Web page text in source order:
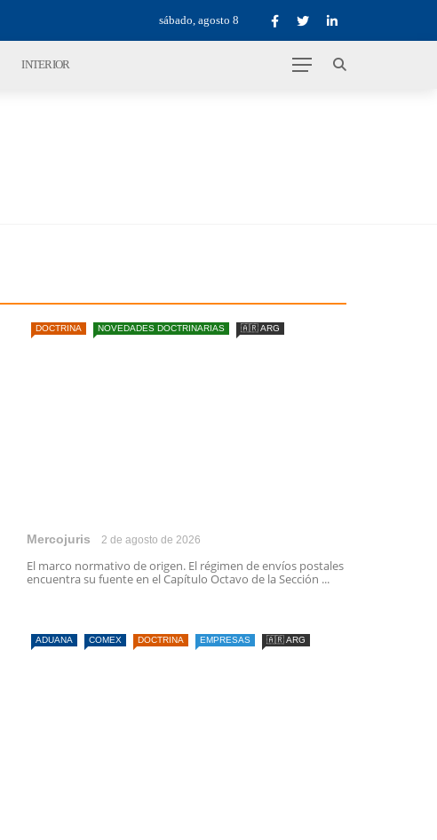
sábado, agosto 8
INTERIOR
DOCTRINA NOVEDADES DOCTRINARIAS 🇦🇷 ARG
Mercojuris 2 de agosto de 2026
El marco normativo de origen. El régimen de envíos postales
encuentra su fuente en el Capítulo Octavo de la Sección ...
ADUANA COMEX DOCTRINA EMPRESAS 🇦🇷 ARG